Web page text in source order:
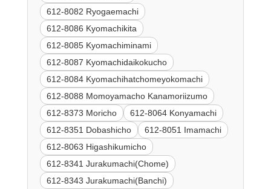
612-8082 Ryogaemachi
612-8086 Kyomachikita
612-8085 Kyomachiminami
612-8087 Kyomachidaikokucho
612-8084 Kyomachihatchomeyokomachi
612-8088 Momoyamacho Kanamoriizumo
612-8373 Moricho
612-8064 Konyamachi
612-8351 Dobashicho
612-8051 Imamachi
612-8063 Higashikumicho
612-8341 Jurakumachi(Chome)
612-8343 Jurakumachi(Banchi)